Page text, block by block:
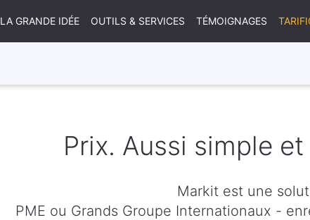
LA GRANDE IDÉE OUTILS & SERVICES TÉMOIGNAGES
Prix. Aussi simple
Markit est une
PME ou Grands Groupe Internationaux -